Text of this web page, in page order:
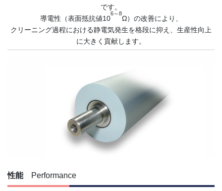
です。
導電性（表面抵抗値10
6～8
Ω）の改善により、
クリーニング過程における静電気発生を格段に抑え、生産性向上
に大きく貢献します。
性能Performance